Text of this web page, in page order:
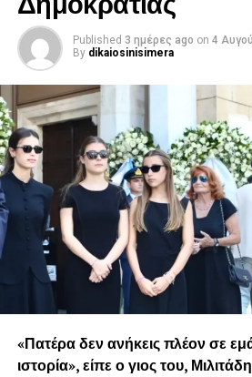
Published 3 ημέρες ago on 4
By dikaiosinisimera
«Πατέρα δεν ανήκεις πλέον σε
ιστορία», είπε ο γιος του,